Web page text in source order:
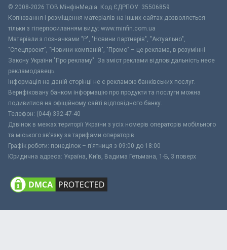
© 2008-2026 ТОВ МiнфiнМедiа. Код ЄДРПОУ: 35506859
Копіювання і розміщення матеріалів на інших сайтах дозволяється
тільки з гіперпосиланням виду: www.minfin.com.ua
Матеріали з позначками "Р", "Новини партнерів", "Актуально",
"Спецпроект", "Новини компаній", "Промо" – це реклама, в розумінні
Закону України "Про рекламу". За зміст реклами відповідальність несе
рекламодавець.
Інформація на даній сторінці не є рекламою банківських послуг.
Верифіковану банком інформацію про продукти та послуги можна
подивитися на офіційному сайті відповідного банку.
Телефон: (044) 392-47-40
Дзвінок в межах території України з усіх номерів операторів мобільного
та міського зв’язку за тарифами операторів
Графік роботи: понеділок – п’ятниця з 09:00 до 18:00
Юридична адреса: Україна, Київ, Вадима Гетьмана, 1-Б, 3 поверх